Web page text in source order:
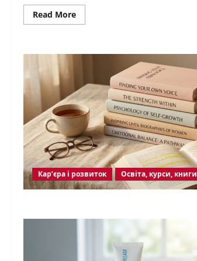
Read MoreRead
more
літні:
ідеальну
модель
під
тип
фігури
Кар’єра і розвиток Освіта, курси, книги